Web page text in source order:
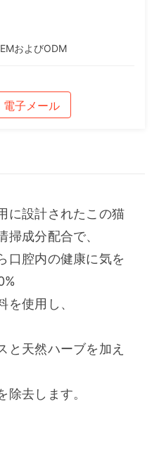
およびODM
電子メール
に設計されたこの猫
掃成分配合で、
口腔内の健康に気を
使用し、
と天然ハーブを加え
去します。